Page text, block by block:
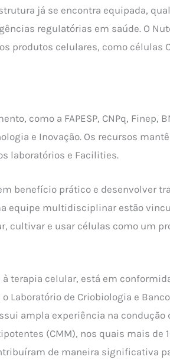
já se encontra equipada,
regulatórias em saúde. O
produtos celulares, como células
como a FAPESP, CNPq, Finep,
e Inovação. Os recursos
laboratórios e Facilities.
benefício prático e desenvolver
equipe multidisciplinar estão
cultivar e usar células como um
terapia celular, está em
de Criobiologia e
ampla experiência na condução
(CMM), nos quais mais de
de maneira significativa